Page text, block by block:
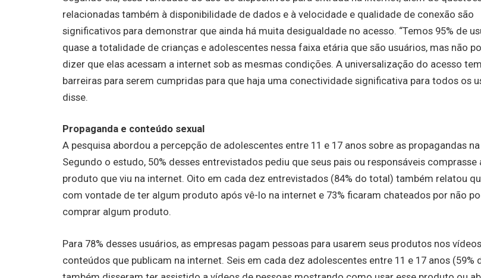
relacionadas também à disponibilidade de dados e à velocidade e qualidade de conexão são
significativos para demonstrar que ainda há muita desigualdade no acesso. “Temos 95% de
quase a totalidade de crianças e adolescentes nessa faixa etária que são usuários, mas não
dizer que elas acessam a internet sob as mesmas condições. A universalização do acesso
barreiras para serem cumpridas para que haja uma conectividade significativa para todos os
disse.
Propaganda e conteúdo sexual
A pesquisa abordou a percepção de adolescentes entre 11 e 17 anos sobre as propagandas
Segundo o estudo, 50% desses entrevistados pediu que seus pais ou responsáveis comprasse
produto que viu na internet. Oito em cada dez entrevistados (84% do total) também relatou
com vontade de ter algum produto após vê-lo na internet e 73% ficaram chateados por não
comprar algum produto.
Para 78% desses usuários, as empresas pagam pessoas para usarem seus produtos nos
conteúdos que publicam na internet. Seis em cada dez adolescentes entre 11 e 17 anos (59%